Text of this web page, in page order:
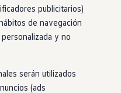
publicitarios)
de navegación
y no
serán utilizados
(ads